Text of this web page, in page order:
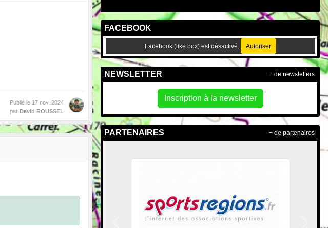
Publié le 17 nov. 2024
parDavid ROUSSEL
FACEBOOK
Facebook (like box) est désactivé. Autoriser
NEWSLETTER
Inscription à la newsletter
+ de newsletters
PARTENAIRES + de partenaires